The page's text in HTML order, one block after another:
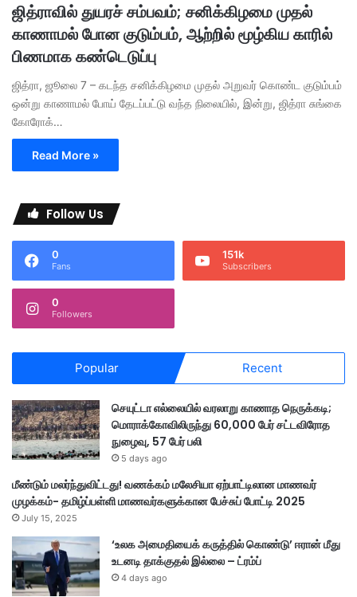
ஜித்ராவில் துயரச் சம்பவம்; சனிக்கிழமை முதல்
காணாமல் போன குடும்பம், ஆற்றில் மூழ்கிய காரில்
பிணமாக கண்டெடுப்பு
ஜித்ரா, ஜூலை 7 – கடந்த சனிக்கிழமை முதல் அறுவர் கொண்ட குடும்பம்
ஒன்று காணாமல் போய் தேடப்பட்டு வந்த நிலையில், இன்று, ஜித்ரா சுங்கை
கோரோக்…
Read More »
Follow Us
0
Fans
151k
Subscribers
0
Followers
Popular Recent
செயுட்டா எல்லையில் வரலாறு காணாத நெருக்கடி;
மொராக்கோவிலிருந்து 60,000 பேர் சட்டவிரோத
நுழைவு, 57 பேர் பலி
5 days ago
மீண்டும் மலர்ந்துவிட்டது! வணக்கம் மலேசியா ஏற்பாட்டிலான மாணவர்
முழக்கம்- தமிழ்ப்பள்ளி மாணவர்களுக்கான பேச்சுப் போட்டி 2025
July 15, 2025
‘உலக அமைதியைக் கருத்தில் கொண்டு’ ஈரான் மீது
உடனடி தாக்குதல் இல்லை – ட்ரம்ப்
4 days ago